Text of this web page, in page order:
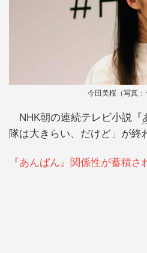
今田美桜（写真：
NHK朝の連続テレビ小説『
隊は大きらい、だけど」が終
『あんぱん』関係性が蓄積さ